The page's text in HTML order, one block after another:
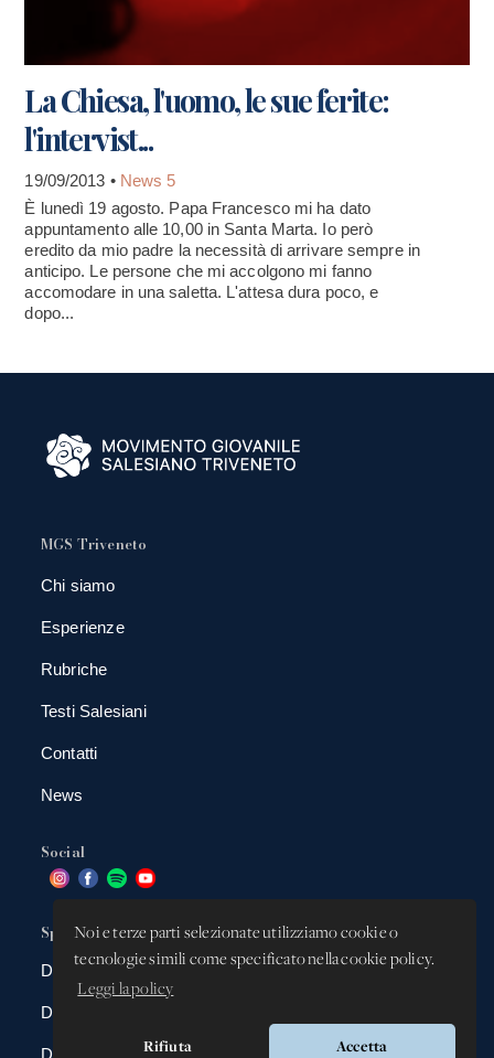
Noi e terze parti selezionate utilizziamo cookie o
tecnologie simili come specificato nella cookie policy.
Leggi la policy
Rifiuta Accetta
La Chiesa, l'uomo, le sue ferite:
l'intervist...
19/09/2013 • News 5
È lunedì 19 agosto. Papa Francesco mi ha dato
appuntamento alle 10,00 in Santa Marta. Io però
eredito da mio padre la necessità di arrivare sempre in
anticipo. Le persone che mi accolgono mi fanno
accomodare in una saletta. L'attesa dura poco, e
dopo...
MGS Triveneto
Chi siamo
Esperienze
Rubriche
Testi Salesiani
Contatti
News
Social
Spazio app
DBAnima
DBContest